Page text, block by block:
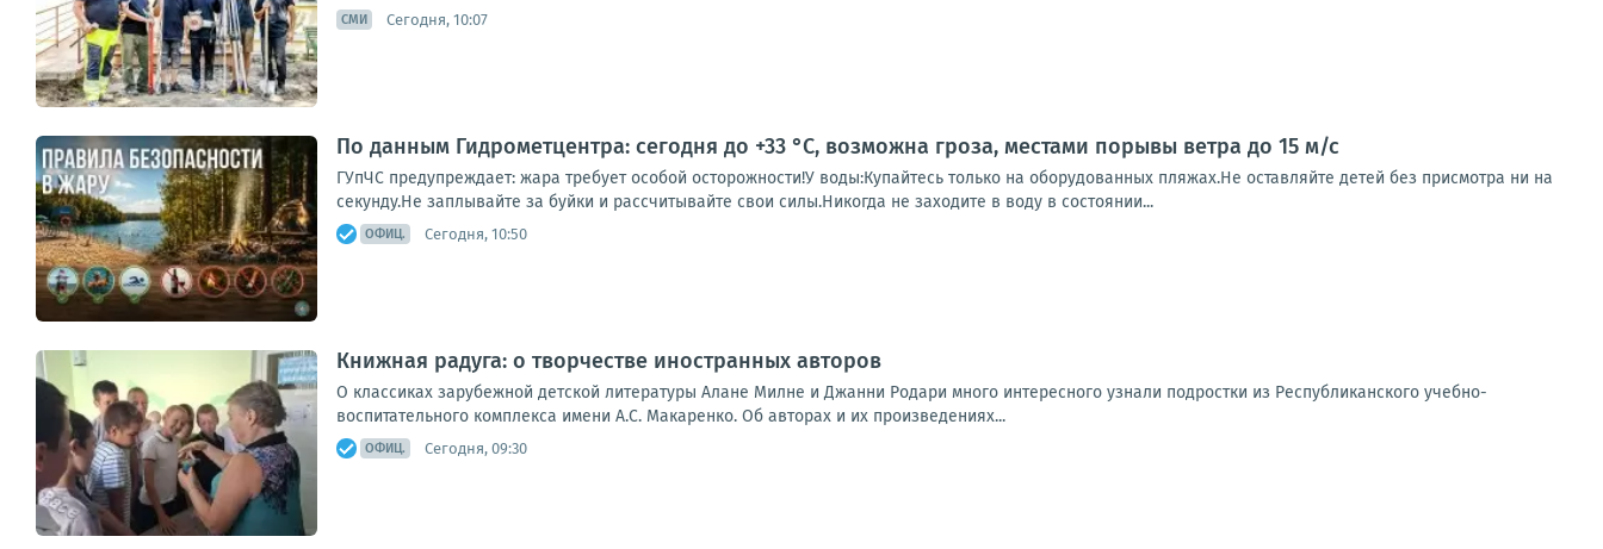
СМИ Сегодня, 10:07
По данным Гидрометцентра: сегодня до +33 °C, возможна гроза, местами порывы ветра до 15 м/с
ГУпЧС предупреждает: жара требует особой осторожности!У воды:Купайтесь только на оборудованных пляжах.Не оставляйте детей без присмотра ни на
секунду.Не заплывайте за буйки и рассчитывайте свои силы.Никогда не заходите в воду в состоянии...
ОФИЦ. Сегодня, 10:50
Книжная радуга: о творчестве иностранных авторов
О классиках зарубежной детской литературы Алане Милне и Джанни Родари много интересного узнали подростки из Республиканского учебно-
воспитательного комплекса имени А.С. Макаренко. Об авторах и их произведениях...
ОФИЦ. Сегодня, 09:30